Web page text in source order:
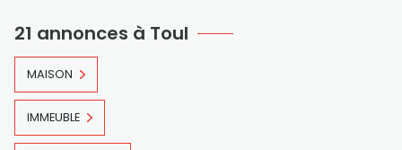
21 annonces à Toul
MAISON
IMMEUBLE